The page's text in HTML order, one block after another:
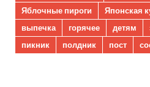
Яблочные пироги
Японская
выпечка
горячее детям
пикник
полдник пост